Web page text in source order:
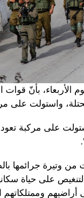
بأنّ قوات
واستولت على
استولت على مركبة
وتيرة جرائمها
على حياة
أراضيهم وممتلكاتهم